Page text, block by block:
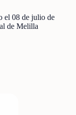
el 08 de julio de
de Melilla